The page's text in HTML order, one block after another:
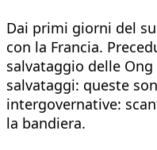
Dai primi giorni del
con la Francia.
salvataggio delle
salvataggi: queste
intergovernative:
la bandiera.